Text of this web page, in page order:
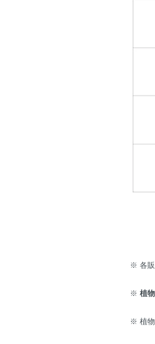
※ 各販
※ 植
※ 植物